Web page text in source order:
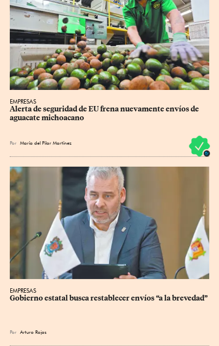
EMPRESAS
Alerta de seguridad de EU frena nuevamente envíos de
aguacate michoacano
Por María del Pilar Martínez
EMPRESAS
Gobierno estatal busca restablecer envíos “a la brevedad”
Por Arturo Rojas